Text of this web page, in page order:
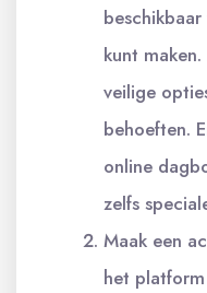
kunt
veilige
behoeften.
online
zelfs
Maak een
het